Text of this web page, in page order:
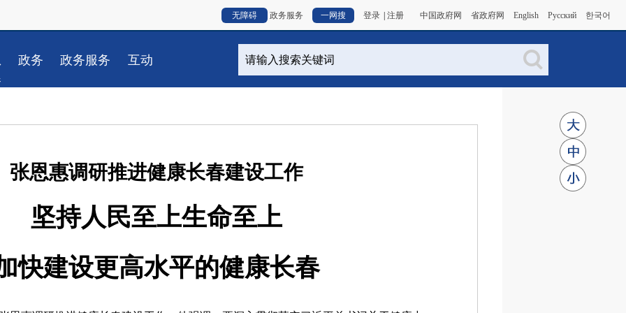
无障碍 政务服务 一网搜 登录 注册 中国政府网 省政府网 English Русский 한국어
政务 政务服务
互动
张恩惠调研推进健康长春建设工作
坚持人民至上生命至上
快建设更高水平的健康长春